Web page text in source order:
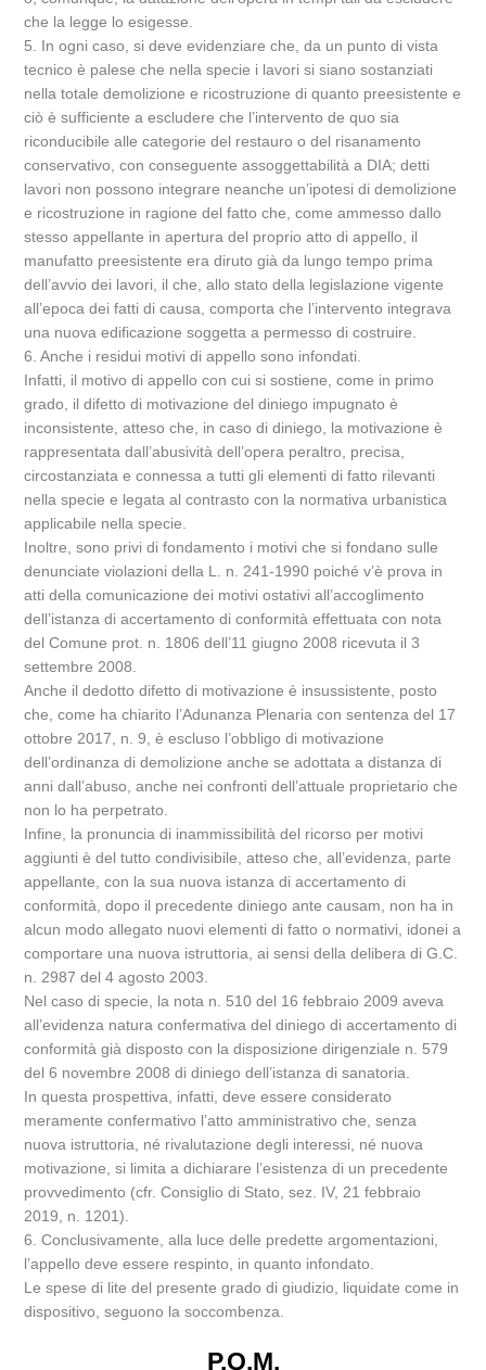
che la legge lo esigesse.
5. In ogni caso, si deve evidenziare che, da un punto di vista
tecnico è palese che nella specie i lavori si siano sostanziati
nella totale demolizione e ricostruzione di quanto preesistente e
ciò è sufficiente a escludere che l’intervento de quo sia
riconducibile alle categorie del restauro o del risanamento
conservativo, con conseguente assoggettabilità a DIA; detti
lavori non possono integrare neanche un’ipotesi di demolizione
e ricostruzione in ragione del fatto che, come ammesso dallo
stesso appellante in apertura del proprio atto di appello, il
manufatto preesistente era diruto già da lungo tempo prima
dell’avvio dei lavori, il che, allo stato della legislazione vigente
all’epoca dei fatti di causa, comporta che l’intervento integrava
una nuova edificazione soggetta a permesso di costruire.
6. Anche i residui motivi di appello sono infondati.
Infatti, il motivo di appello con cui si sostiene, come in primo
grado, il difetto di motivazione del diniego impugnato è
inconsistente, atteso che, in caso di diniego, la motivazione è
rappresentata dall’abusività dell’opera peraltro, precisa,
circostanziata e connessa a tutti gli elementi di fatto rilevanti
nella specie e legata al contrasto con la normativa urbanistica
applicabile nella specie.
Inoltre, sono privi di fondamento i motivi che si fondano sulle
denunciate violazioni della L. n. 241-1990 poiché v’è prova in
atti della comunicazione dei motivi ostativi all’accoglimento
dell’istanza di accertamento di conformità effettuata con nota
del Comune prot. n. 1806 dell’11 giugno 2008 ricevuta il 3
settembre 2008.
Anche il dedotto difetto di motivazione è insussistente, posto
che, come ha chiarito l’Adunanza Plenaria con sentenza del 17
ottobre 2017, n. 9, è escluso l’obbligo di motivazione
dell’ordinanza di demolizione anche se adottata a distanza di
anni dall’abuso, anche nei confronti dell’attuale proprietario che
non lo ha perpetrato.
Infine, la pronuncia di inammissibilità del ricorso per motivi
aggiunti è del tutto condivisibile, atteso che, all’evidenza, parte
appellante, con la sua nuova istanza di accertamento di
conformità, dopo il precedente diniego ante causam, non ha in
alcun modo allegato nuovi elementi di fatto o normativi, idonei a
comportare una nuova istruttoria, ai sensi della delibera di G.C.
n. 2987 del 4 agosto 2003.
Nel caso di specie, la nota n. 510 del 16 febbraio 2009 aveva
all’evidenza natura confermativa del diniego di accertamento di
conformità già disposto con la disposizione dirigenziale n. 579
del 6 novembre 2008 di diniego dell’istanza di sanatoria.
In questa prospettiva, infatti, deve essere considerato
meramente confermativo l’atto amministrativo che, senza
nuova istruttoria, né rivalutazione degli interessi, né nuova
motivazione, si limita a dichiarare l’esistenza di un precedente
provvedimento (cfr. Consiglio di Stato, sez. IV, 21 febbraio
2019, n. 1201).
6. Conclusivamente, alla luce delle predette argomentazioni,
l’appello deve essere respinto, in quanto infondato.
Le spese di lite del presente grado di giudizio, liquidate come in
dispositivo, seguono la soccombenza.
P.Q.M.